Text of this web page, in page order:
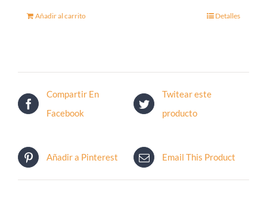
Añadir al carrito Detalles
Compartir En
Facebook
Twitear este
producto
Añadir a Pinterest Email This Product